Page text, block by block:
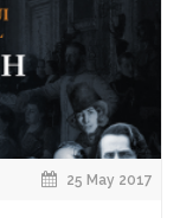
25 May 2017